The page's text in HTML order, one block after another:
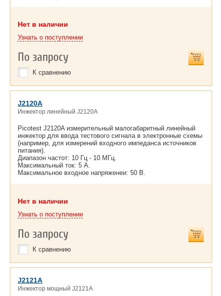
Нет в наличии
Узнать о поступлении
По запросу
К сравнению
J2120A
Инжектор линейный J2120A
Picotest J2120A измерительный малогабаритный линейный
инжектор для ввода тестового сигнала в электронные схемы
(например, для измерений входного импеданса источников
питания).
Диапазон частот: 10 Гц - 10 МГц.
Максимальный ток: 5 А.
Максимальное входное напряженеи: 50 В.
Нет в наличии
Узнать о поступлении
По запросу
К сравнению
J2121A
Инжектор мощный J2121A